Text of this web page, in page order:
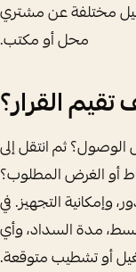
مختلفة عن مشتري
محل أو مكتب.
تقيم القرار؟
ثم انتقل إلى
أو الغرض المطلوب؟
وإمكانية التجهيز. في
مدة السداد، وأي
أو تشطيب متوقعة.